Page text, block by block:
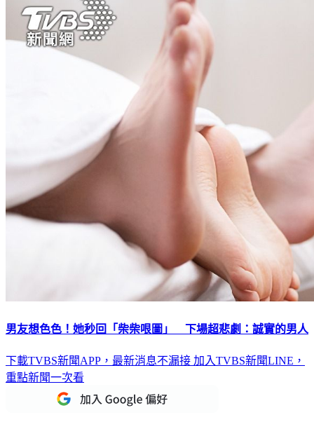
男友想色色！她秒回「柴柴哏圖」 下場超悲劇：誠實的男人
下載TVBS新聞APP，最新消息不漏接 加入TVBS新聞LINE，
重點新聞一次看